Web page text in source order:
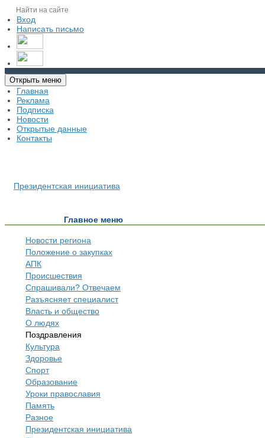
Вход
Написать письмо
Открыть меню
Главная
Реклама
Подписка
Новости
Открытые данные
Контакты
Президентская инициатива
Главное меню
Новости региона
Положение о закупках
АПК
Происшествия
Спрашивали? Отвечаем
Разъясняет специалист
Власть и общество
О людях
Поздравления
Культура
Здоровье
Спорт
Образование
Уроки православия
Память
Разное
Президентская инициатива